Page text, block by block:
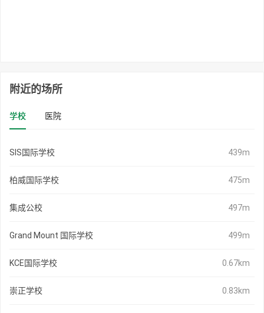
附近的场所
学校 医院
SIS国际学校 439m
柏威国际学校 475m
集成公校 497m
Grand Mount 国际学校 499m
KCE国际学校 0.67km
崇正学校 0.83km